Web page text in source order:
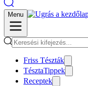
Menu
Friss Tészták
TésztaTippek
Receptek